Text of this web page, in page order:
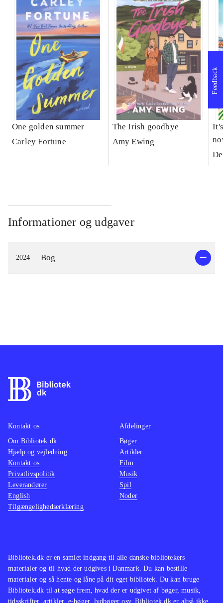
One golden summer
Carley Fortune
The Irish goodbye
Amy Ewing
Informationer og udgaver
2024 Bog
Feedback
Bibliotek.dk er en samlet indgang til alle danske bibliotekers
materialer og til hvad der udgives i Danmark. Du kan bestille
materialer og så hente og låne på dit eget bibliotek. Du kan bruge
Bibliotek.dk til at søge frem, hvad der er udgivet af bøger, musik,
tidsskrifter, artikler, e-bøger, lydbøger osv. Bibliotek.dk er altså ikke
Kontakt os
Om Bibliotek.dk
Hjælp og vejledning
Kontakt os
Privatlivspolitik
Leverandører
English
Tilgængelighedserklæring
Afdelinger
Bøger
Artikler
Film
Musik
Spil
Noder